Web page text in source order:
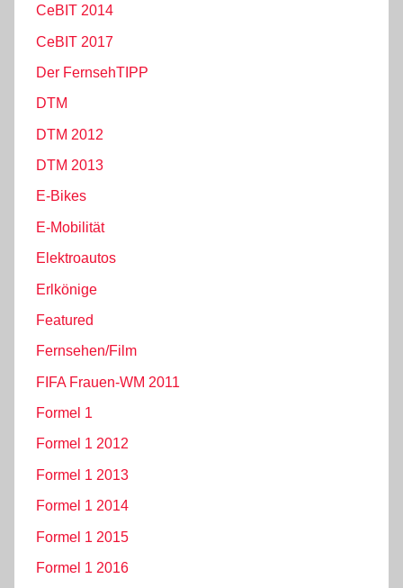
CeBIT 2014
CeBIT 2017
Der FernsehTIPP
DTM
DTM 2012
DTM 2013
E-Bikes
E-Mobilität
Elektroautos
Erlkönige
Featured
Fernsehen/Film
FIFA Frauen-WM 2011
Formel 1
Formel 1 2012
Formel 1 2013
Formel 1 2014
Formel 1 2015
Formel 1 2016